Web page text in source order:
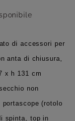
di accessori per
anta di chiusura,
x h 131 cm
non
(rotolo
spinta, top in